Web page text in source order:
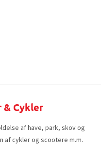
& Cykler
af have, park, skov og
af cykler og scootere m.m.